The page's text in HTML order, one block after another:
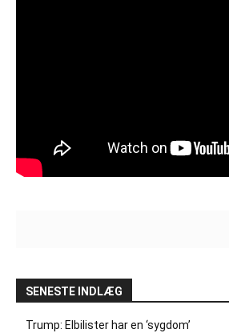
SENESTE INDLÆG
Trump: Elbilister har en ‘sygdom’